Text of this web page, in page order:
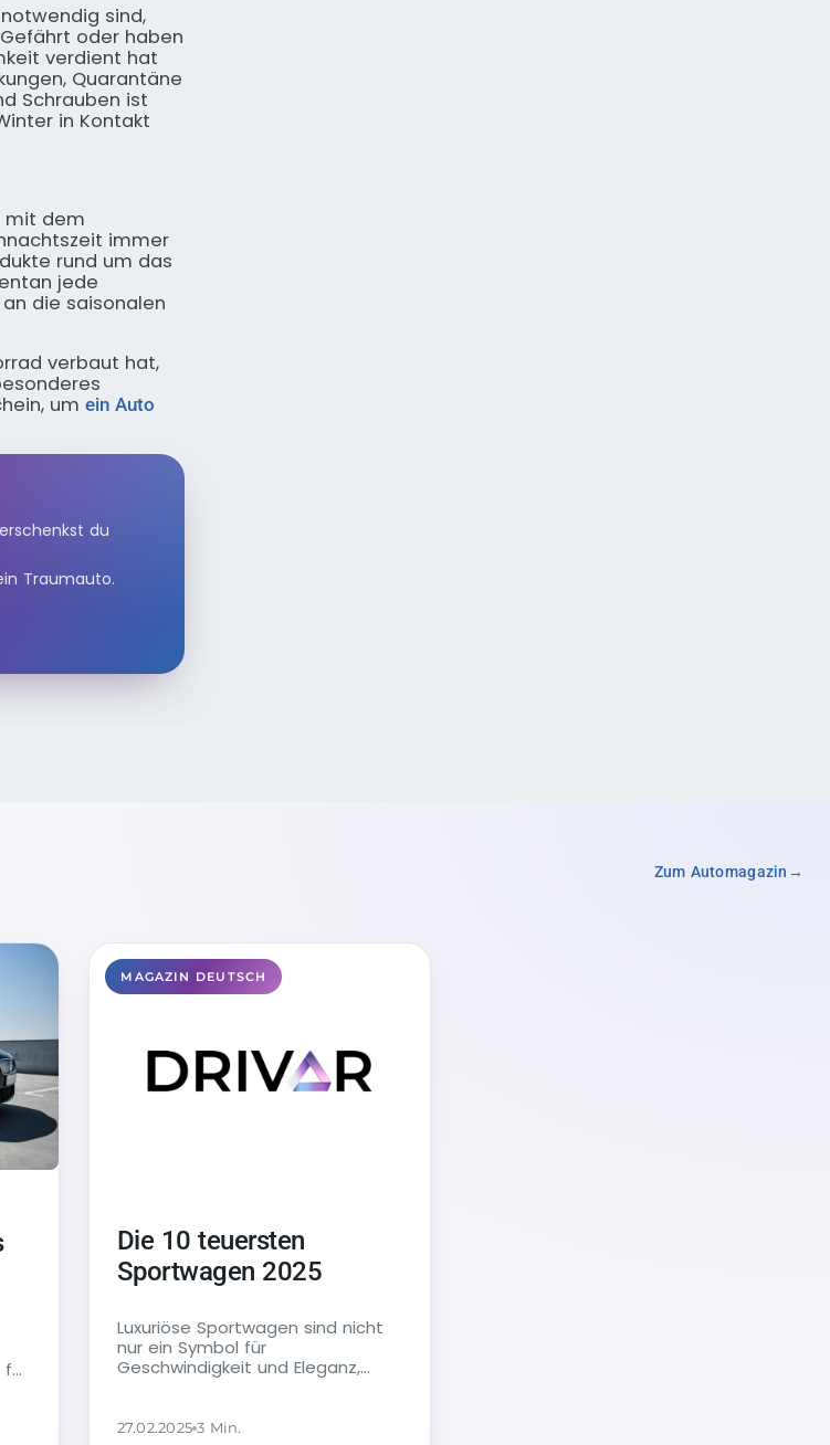
sind,
oder haben
verdient hat
Quarantäne
Schrauben ist
in Kontakt
mit dem
immer
rund um das
jede
die saisonalen
verbaut hat,
um ein Auto
du
Traumauto.
Zum Automagazin →
MAGAZIN DEUTSCH
Die 10 teuersten
Sportwagen 2025
Luxuriöse Sportwagen sind nicht
nur ein Symbol für
Geschwindigkeit und Eleganz,
Jahr bringen…
27.02.2025 3 Min.